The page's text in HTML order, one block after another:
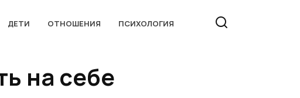
ДЕТИ ОТНОШЕНИЯ ПСИХОЛОГИЯ
на себе